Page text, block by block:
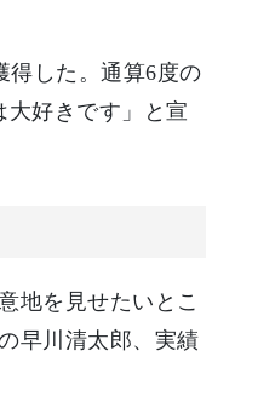
得した。通算6度の
大好きです」と宣
地を見せたいとこ
早川清太郎、実績